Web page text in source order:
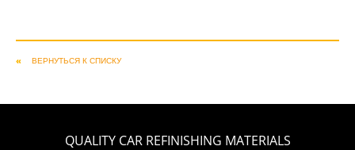
ВЕРНУТЬСЯ К СПИСКУ
QUALITY CAR REFINISHING MATERIALS